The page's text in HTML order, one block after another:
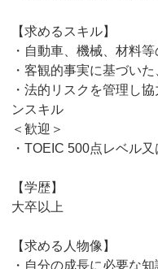
【求めるスキル】
・自動車、機械、材料
・客観的事実に基づい
・法的リスクを管理し
ンスキル
＜歓迎＞
・TOEIC 500点レベル
【学歴】
大卒以上
【求める人物像】
・自分の成長に必要な